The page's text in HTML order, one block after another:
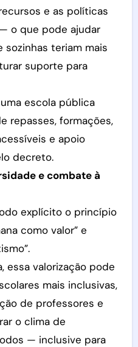
e as políticas
o que pode ajudar
teriam mais
suporte para
escola pública
repasses, formações,
e apoio
decreto.
e combate à
explícito o princípio
como valor” e
essa valorização pode
mais inclusivas,
de professores e
o clima de
— inclusive para